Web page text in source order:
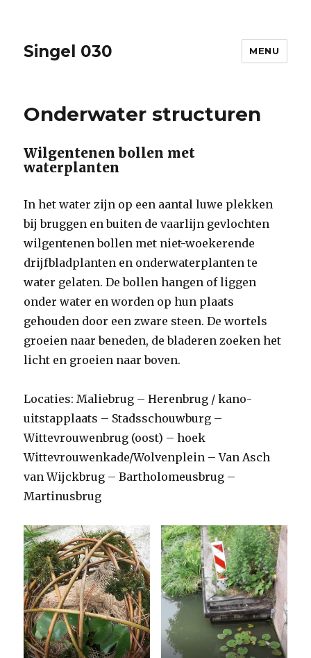
Singel 030 MENU
Onderwater structuren
Wilgentenen bollen met
waterplanten
In het water zijn op een aantal luwe plekken
bij bruggen en buiten de vaarlijn gevlochten
wilgentenen bollen met niet-woekerende
drijfbladplanten en onderwaterplanten te
water gelaten. De bollen hangen of liggen
onder water en worden op hun plaats
gehouden door een zware steen. De wortels
groeien naar beneden, de bladeren zoeken het
licht en groeien naar boven.
Locaties: Maliebrug – Herenbrug / kano-
uitstapplaats – Stadsschouwburg –
Wittevrouwenbrug (oost) – hoek
Wittevrouwenkade/Wolvenplein – Van Asch
van Wijckbrug – Bartholomeusbrug –
Martinusbrug